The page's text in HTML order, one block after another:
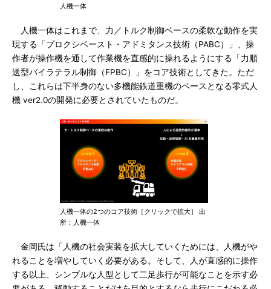
人機一体
人機一体はこれまで、力／トルク制御ベースの柔軟な動作を実
現する「プロクシベースト・アドミタンス技術（PABC）」、操
作者が操作機を通して作業機を直感的に操れるようにする「力順
送型バイラテラル制御（FPBC）」をコア技術としてきた。ただ
し、これらは下半身のない多機能鉄道重機のベースとなる零式人
機 ver2.0の開発に必要とされていたものだ。
人機一体の2つのコア技術［クリックで拡大］ 出
所：人機一体
金岡氏は「人機の社会実装を拡大していくためには、人機がや
れることを増やしていく必要がある。そして、人が直感的に操作
する以上、シンプルな人型として二足歩行が可能なことを示す必